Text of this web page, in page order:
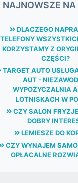
NAJNOWSZE NA
DLACZEGO
TELEFONY
KORZYSTAMY Z
CZĘŚCI?
TARGET AUTO
AUT -
WYPOŻYCZALNIA
LOTNISKACH W
CZY SALON
DOBRY
LEMIESZE DO
CZY WYNAJEM
OPŁACALNE